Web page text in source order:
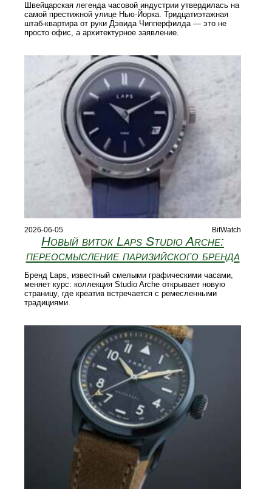
Швейцарская легенда часовой индустрии утвердилась на
самой престижной улице Нью-Йорка. Тридцатиэтажная
штаб-квартира от руки Дэвида Чипперфилда — это не
просто офис, а архитектурное заявление.
2026-06-05 BitWatch
Новый виток Laps Studio Arche:
переосмысление паризийского бренда
Бренд Laps, известный смелыми графическими часами,
меняет курс: коллекция Studio Arche открывает новую
страницу, где креатив встречается с ремесленными
традициями.